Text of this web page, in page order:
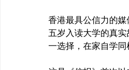
香港最具公信力的
五岁入读大学的真
一选择，在家自学同